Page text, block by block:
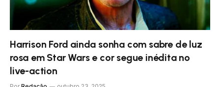
Harrison Ford ainda sonha com sabre de luz
rosa em Star Wars e cor segue inédita no
live-action